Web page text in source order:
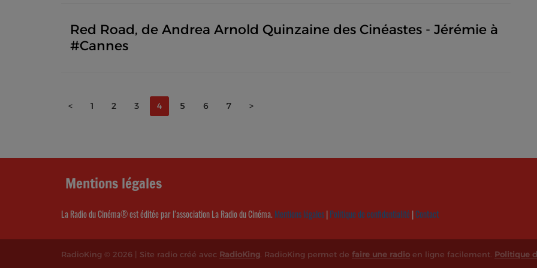
Red Road, de Andrea Arnold Quinzaine des Cinéastes - Jérémie à
#Cannes
< 1 2 3 4 5 6 7 >
Mentions légales
La Radio du Cinéma® est éditée par l’association La Radio du Cinéma. Mentions légales|Politique de confidentialité|Contact
RadioKing © 2026 | Site radio créé avec RadioKing . RadioKing permet de faire une radio en ligne facilement. Politique